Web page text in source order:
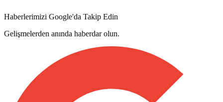
Haberlerimizi Google'da Takip Edin
Gelişmelerden anında haberdar olun.